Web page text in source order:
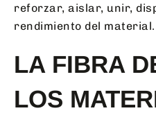
reforzar, aislar, unir,
rendimiento del material.
LA FIBRA
LOS